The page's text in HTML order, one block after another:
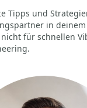
Tipps und
in
für schnellen